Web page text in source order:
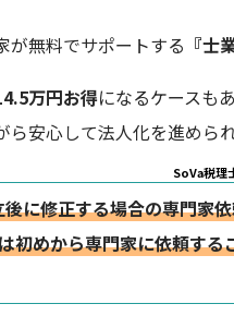
が無料でサポートする 『士
万円お得になるケースも
安心して法人化を進められ
SoVa税理
に修正する場合の専門家
初めから専門家に依頼する